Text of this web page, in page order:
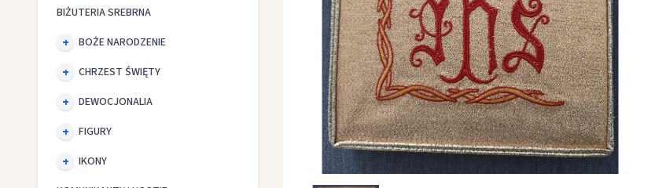
BIŻUTERIA SREBRNA
BOŻE NARODZENIE
CHRZEST ŚWIĘTY
DEWOCJONALIA
FIGURY
IKONY
Bursa do chorych - BURSY, ZESTAWY DO CHORYCH - Bursa do chorych